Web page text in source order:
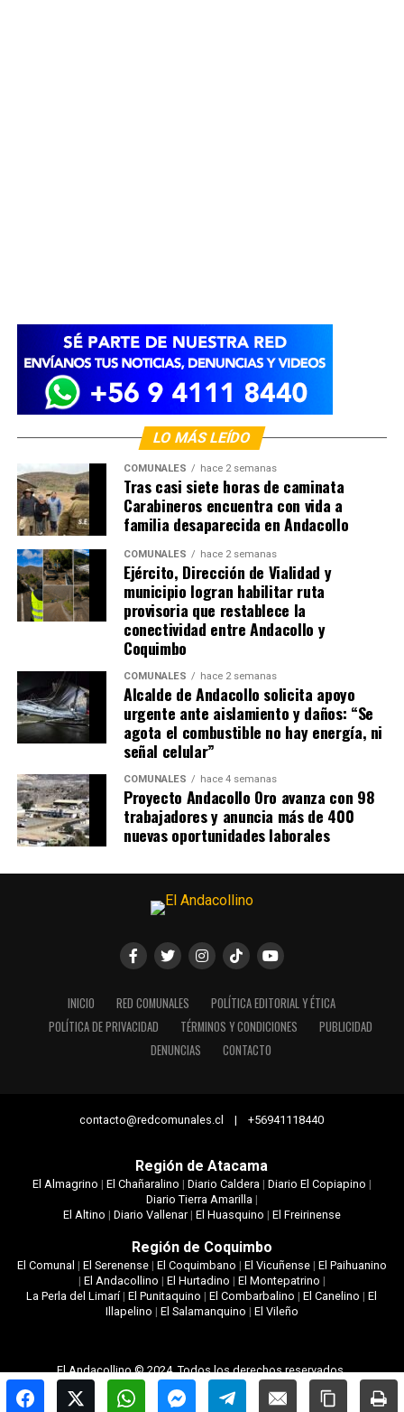
LO MÁS LEÍDO
COMUNALES hace 2 semanas
Tras casi siete horas de caminata
Carabineros encuentra con vida a
familia desaparecida en Andacollo
COMUNALES hace 2 semanas
Ejército, Dirección de Vialidad y
municipio logran habilitar ruta
provisoria que restablece la
conectividad entre Andacollo y
Coquimbo
COMUNALES hace 2 semanas
Alcalde de Andacollo solicita apoyo
urgente ante aislamiento y daños: “Se
agota el combustible no hay energía, ni
señal celular”
COMUNALES hace 4 semanas
Proyecto Andacollo Oro avanza con 98
trabajadores y anuncia más de 400
nuevas oportunidades laborales
INICIO RED COMUNALES
POLÍTICA EDITORIAL Y ÉTICA
POLÍTICA DE PRIVACIDAD
TÉRMINOS Y CONDICIONES
PUBLICIDAD
DENUNCIAS
CONTACTO
contacto@redcomunales.cl | +56941118440
Región de Atacama
El Almagrino | El Chañaralino | Diario Caldera| Diario El Copiapino |
Diario Tierra Amarilla|
El Altino | Diario Vallenar| El Huasquino | El Freirinense
Región de Coquimbo
El Comunal | El Serenense| El Coquimbano | El Vicuñense| El Paihuanino
| El Andacollino | El Hurtadino | El Montepatrino |
La Perla del Limarí|El Punitaquino |El Combarbalino |El Canelino |El
Illapelino | El Salamanquino | El Vileño
El Andacollino © 2024. Todos los derechos reservados.